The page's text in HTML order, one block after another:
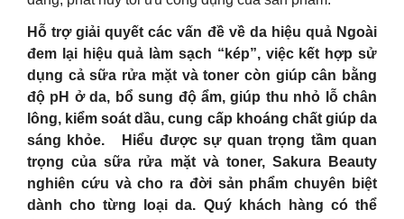
Hỗ trợ giải quyết các vấn đề về da hiệu quả Ngoài
đem lại hiệu quả làm sạch “kép”, việc kết hợp sử
dụng cả sữa rửa mặt và toner còn giúp cân bằng
độ pH ở da, bổ sung độ ẩm, giúp thu nhỏ lỗ chân
lông, kiểm soát dầu, cung cấp khoáng chất giúp da
sáng khỏe. Hiểu được sự quan trọng tầm quan
trọng của sữa rửa mặt và toner, Sakura Beauty
nghiên cứu và cho ra đời sản phẩm chuyên biệt
dành cho từng loại da. Quý khách hàng có thể